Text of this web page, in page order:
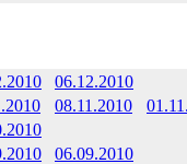
06.12.2010
08.11.2010
06.09.2010